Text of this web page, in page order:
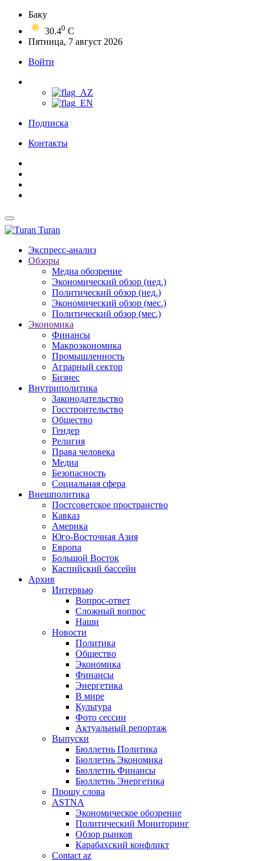
Баку
30.40 C
Пятница, 7 август 2026
Войти
Подписка
Контакты
Turan
Экспресс-анализ
Обзоры
Медиа обозрение
Экономический обзор (нед.)
Политический обзор (нед.)
Экономический обзор (мес.)
Политический обзор (мес.)
Экономика
Финансы
Макроэкономика
Промышленность
Аграрный сектор
Бизнес
Внутриполитика
Законодательство
Госстроительство
Общество
Гендер
Религия
Права человека
Медиа
Безопасность
Социальная сфера
Внешполитика
Постсоветское пространство
Кавказ
Америка
Юго-Восточная Азия
Европа
Большой Восток
Каспийский бассейн
Архив
Интервью
Вопрос-ответ
Сложный вопрос
Наши
Новости
Политика
Общество
Экономика
Финансы
Энергетика
В мире
Культура
Фото сессии
Актуальный репортаж
Выпуски
Бюллетнь Политика
Бюллетнь Экономика
Бюллетнь Финансы
Бюллетнь Энергетика
Прошу слова
ASTNA
Экономическое обозрение
Политический Мониторинг
Обзор рынков
Карабахский конфликт
Contact az